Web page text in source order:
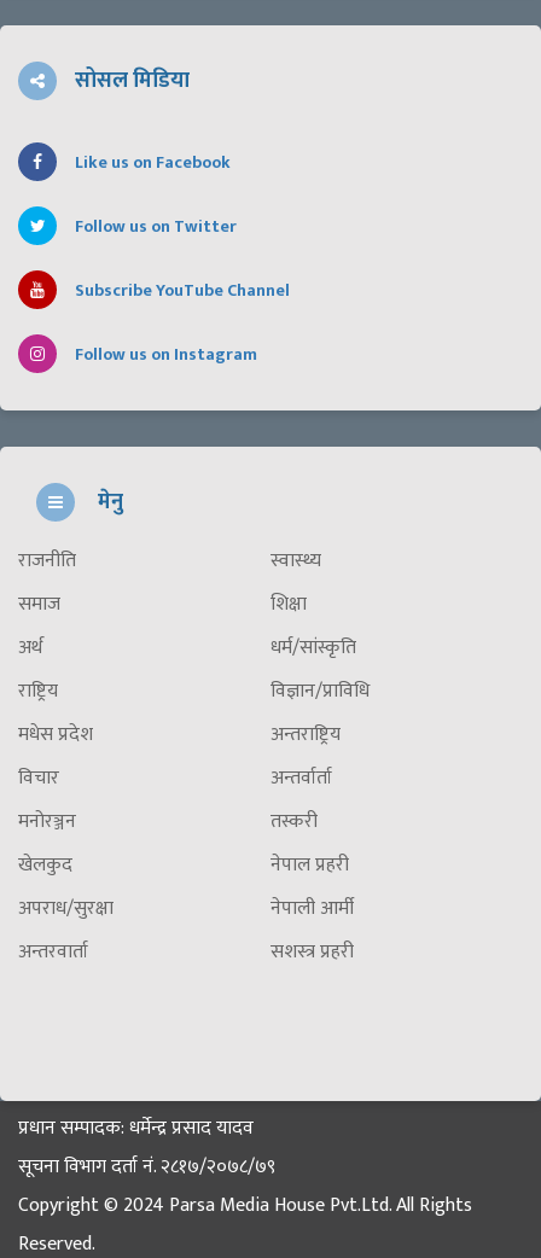
सोसल मिडिया
Like us on Facebook
Follow us on Twitter
Subscribe YouTube Channel
Follow us on Instagram
मेनु
राजनीति
समाज
अर्थ
राष्ट्रिय
मधेस प्रदेश
विचार
मनोरञ्जन
खेलकुद
अपराध/सुरक्षा
अन्तरवार्ता
स्वास्थ्य
शिक्षा
धर्म/सांस्कृति
विज्ञान/प्राविधि
अन्तराष्ट्रिय
अन्तर्वार्ता
तस्करी
नेपाल प्रहरी
नेपाली आर्मी
सशस्त्र प्रहरी
प्रधान सम्पादक: धर्मेन्द्र प्रसाद यादव
सूचना विभाग दर्ता नं. २८१७/२०७८/७९
Copyright © 2024 Parsa Media House Pvt.Ltd. All Rights
Reserved.